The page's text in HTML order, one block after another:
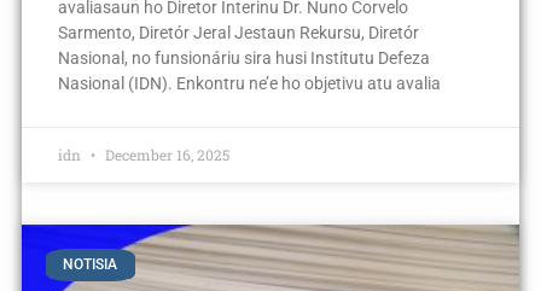
avaliasaun ho Diretor Interinu Dr. Nuno Corvelo
Sarmento, Diretór Jeral Jestaun Rekursu, Diretór
Nasional, no funsionáriu sira husi Institutu Defeza
Nasional (IDN). Enkontru ne’e ho objetivu atu avalia
idn December 16, 2025
NOTISIA